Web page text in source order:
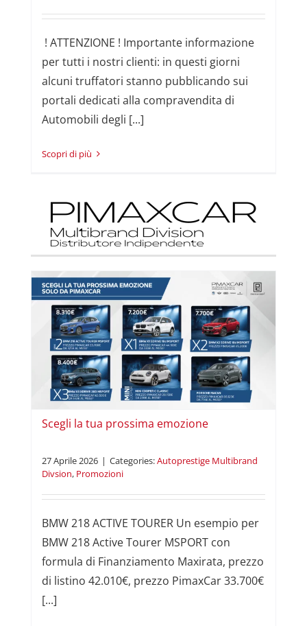
! ATTENZIONE ! Importante informazione
per tutti i nostri clienti: in questi giorni
alcuni truffatori stanno pubblicando sui
portali dedicati alla compravendita di
Automobili degli [...]
Read More
Scegli la tua prossima emozione
27 Aprile 2026 | Categories:Autoprestige Multibrand
Divsion, Promozioni
BMW 218 ACTIVE TOURER Un esempio per
BMW 218 Active Tourer MSPORT con
formula di Finanziamento Maxirata, prezzo
di listino 42.010€, prezzo PimaxCar 33.700€
[...]